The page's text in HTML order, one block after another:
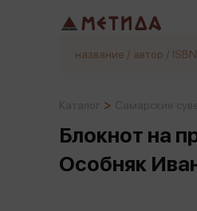
Блокнот на
Особняк